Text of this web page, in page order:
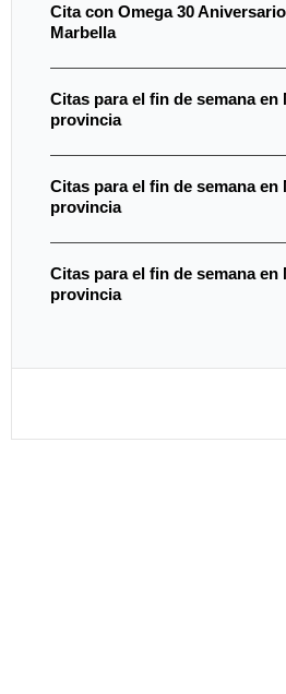
Cita con Omega 30
Marbella
Citas para el fin de semana en
provincia
Citas para el fin de semana en
provincia
Citas para el fin de semana en
provincia